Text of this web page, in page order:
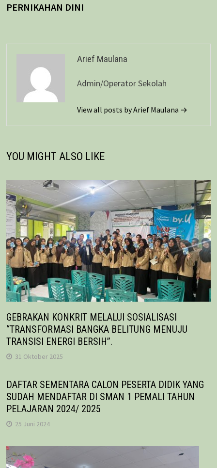
PERNIKAHAN DINI
Arief Maulana
Admin/Operator Sekolah
View all posts by Arief Maulana →
YOU MIGHT ALSO LIKE
GEBRAKAN KONKRIT MELALUI SOSIALISASI
“TRANSFORMASI BANGKA BELITUNG MENUJU
TRANSISI ENERGI BERSIH”.
31 Oktober 2025
DAFTAR SEMENTARA CALON PESERTA DIDIK YANG
SUDAH MENDAFTAR DI SMAN 1 PEMALI TAHUN
PELAJARAN 2024/ 2025
25 Juni 2024